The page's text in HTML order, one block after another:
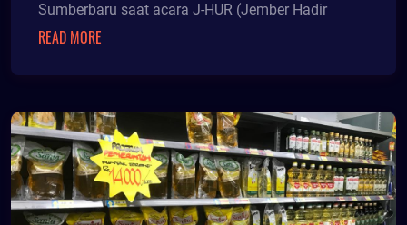
Sumberbaru saat acara J-HUR (Jember Hadir
READ MORE